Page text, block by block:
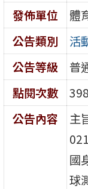
發佈單位
體
公告類別
活
公告等級
普
點閱次數
398
公告內容
主
國
球